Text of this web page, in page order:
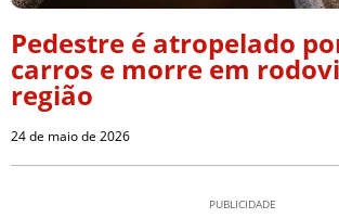
Pedestre é atropelado
carros e morre em
região
24 de maio de 2026
PUBLICIDADE